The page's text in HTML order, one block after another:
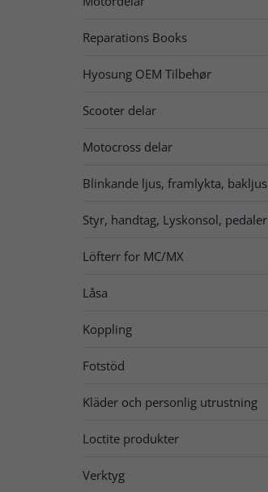
Reparations Books
Hyosung OEM Tilbehør
Scooter delar
Motocross delar
Blinkande ljus, framlykta, bakljus
Styr, handtag, Lyskonsol, pedaler
Löfterr for MC/MX
Låsa
Koppling
Fotstöd
Kläder och personlig utrustning
Loctite produkter
Verktyg